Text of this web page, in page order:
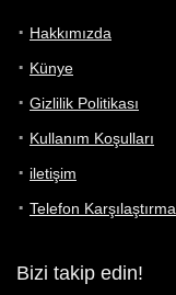
Hakkımızda
Künye
Gizlilik Politikası
Kullanım Koşulları
iletişim
Telefon Karşılaştırma
Bizi takip edin!